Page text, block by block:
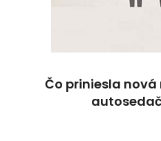
Čo priniesla